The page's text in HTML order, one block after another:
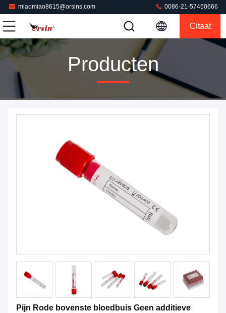
miaomiao8615@orsins.com 0086-21-57450666
Citaat
Producten
Pijn Rode bovenste bloedbuis Geen additieve